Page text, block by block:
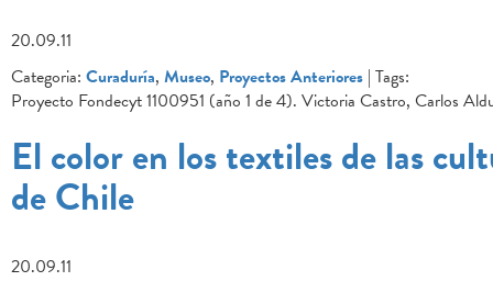
20.09.11
Categoria: Curaduría, Museo, Proyectos Anteriores | Tags:
Proyecto Fondecyt 1100951 (año 1 de 4). Victoria Castro, Carlos
El color en los textiles de las
de Chile
20.09.11